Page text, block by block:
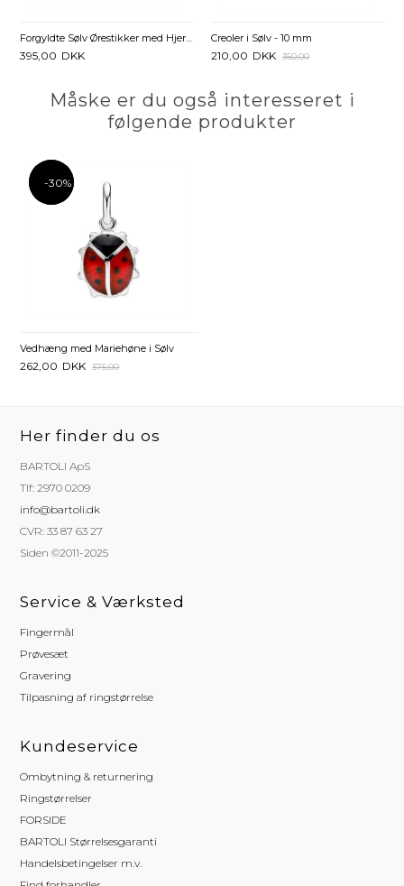
Forgyldte Sølv Ørestikker med Hjerte til Børn – Mini
395,00 DKK
Creoler i Sølv - 10 mm
210,00 DKK 350,00
Måske er du også interesseret i
følgende produkter
-30%
-30%
Vedhæng med Mariehøne i Sølv
262,00 DKK 375,00
Her finder du os
BARTOLI ApS
Tlf: 2970 0209
info@bartoli.dk
CVR: 33 87 63 27
Siden ©2011-2025
Service & Værksted
Fingermål
Prøvesæt
Gravering
Tilpasning af ringstørrelse
Kundeservice
Ombytning & returnering
Ringstørrelser
FORSIDE
BARTOLI Størrelsesgaranti
Handelsbetingelser m.v.